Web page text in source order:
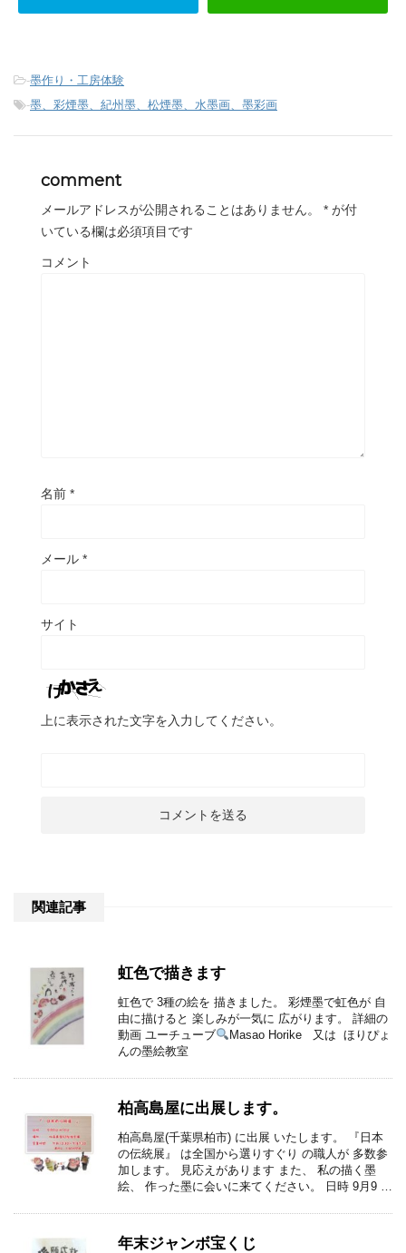
-墨作り・工房体験
-墨、彩煙墨、紀州墨、松煙墨、水墨画、墨彩画
comment
メールアドレスが公開されることはありません。 * が付
いている欄は必須項目です
コメント
名前 *
メール *
サイト
上に表示された文字を入力してください。
関連記事
虹色で描きます
虹色で 3種の絵を 描きました。 彩煙墨で虹色が 自
由に描けると 楽しみが一気に 広がります。 詳細の
動画 ユーチューブ
Masao Horike 又は ほりぴょ
んの墨絵教室
柏高島屋に出展します。
柏高島屋(千葉県柏市) に出展 いたします。 『日本
の伝統展』 は全国から選りすぐり の職人が 多数参
加します。 見応えがあります また、 私の描く墨
絵、 作った墨に会いに来てください。 日時 9月9 …
年末ジャンボ宝くじ